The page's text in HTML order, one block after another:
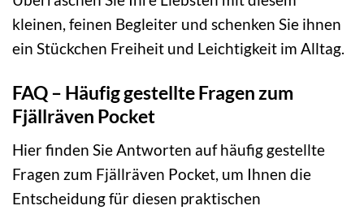
kleinen, feinen Begleiter und schenken Sie ihnen
ein Stückchen Freiheit und Leichtigkeit im Alltag.
FAQ – Häufig gestellte Fragen zum
Fjällräven Pocket
Hier finden Sie Antworten auf häufig gestellte
Fragen zum Fjällräven Pocket, um Ihnen die
Entscheidung für diesen praktischen